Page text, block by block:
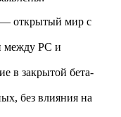
— открытый мир с
между PC и
в закрытой бета-
без влияния на